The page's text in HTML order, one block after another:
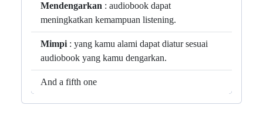
Mendengarkan : audiobook dapat
meningkatkan kemampuan listening.
Mimpi : yang kamu alami dapat diatur sesuai
audiobook yang kamu dengarkan.
And a fifth one